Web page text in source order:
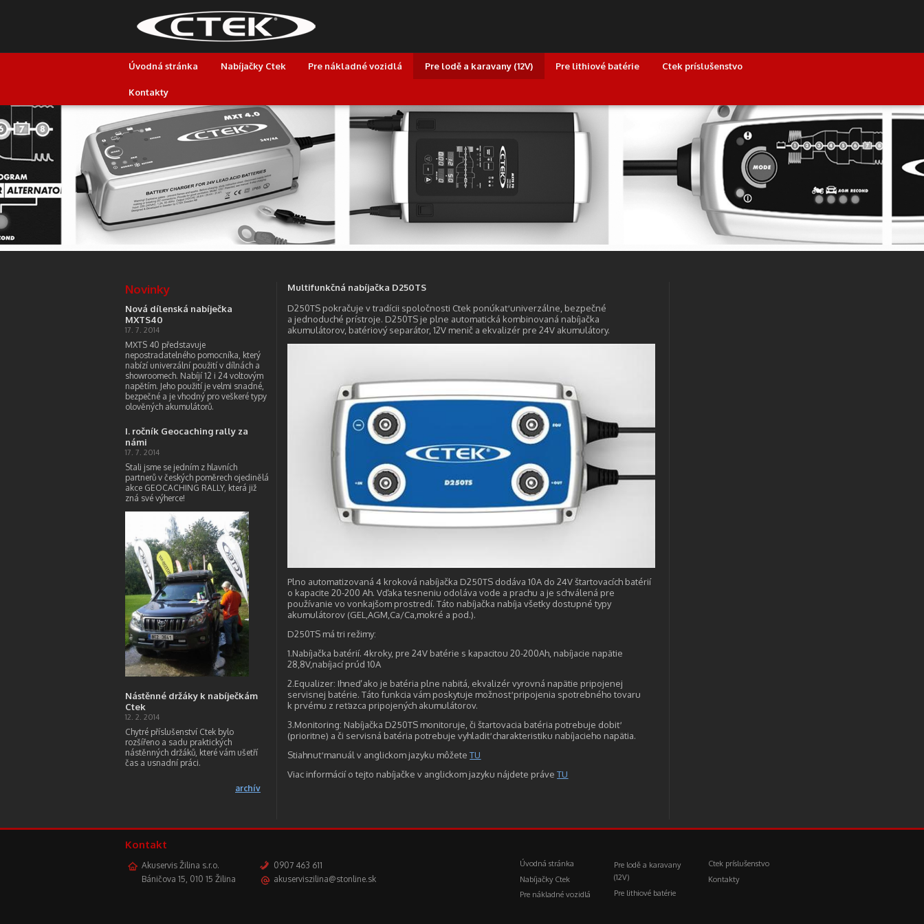
Úvodná stránka Nabíjačky Ctek Pre nákladné vozidlá Pre lodě a karavany (12V) Pre lithiové batérie Ctek príslušenstvo
Kontakty
Multifunkčná nabíjačka D250TS
D250TS pokračuje v tradícii spoločnosti Ctek ponúkať univerzálne, bezpečné
a jednoduché prístroje. D250TS je plne automatická kombinovaná nabíjačka
akumulátorov, batériový separátor, 12V menič a ekvalizér pre 24V akumulátory.
Plno automatizovaná 4 kroková nabíjačka D250TS dodáva 10A do 24V štartovacích batérií
o kapacite 20-200 Ah. Vďaka tesneniu odoláva vode a prachu a je schválená pre
používanie vo vonkajšom prostredí. Táto nabíjačka nabíja všetky dostupné typy
akumulátorov (GEL,AGM,Ca/Ca,mokré a pod.).
D250TS má tri režimy:
1.Nabíjačka batérií. 4kroky, pre 24V batérie s kapacitou 20-200Ah, nabíjacie napätie
28,8V,nabíjací prúd 10A
2.Equalizer: Ihneď ako je batéria plne nabitá, ekvalizér vyrovná napätie pripojenej
servisnej batérie. Táto funkcia vám poskytuje možnosť pripojenia spotrebného tovaru
k prvému z reťazca pripojených akumulátorov.
3.Monitoring: Nabíjačka D250TS monitoruje, či štartovacia batéria potrebuje dobiť
(prioritne) a či servisná batéria potrebuje vyhladiť charakteristiku nabíjacieho napätia.
Stiahnuť manuál v anglickom jazyku môžeteTU
Viac informácií o tejto nabíjačke v anglickom jazyku nájdete práveTU
Novinky
Nová dílenská nabíječka
MXTS40
17. 7. 2014
MXTS 40 představuje
nepostradatelného pomocníka, který
nabízí univerzální použití v dílnách a
showroomech. Nabíjí 12 i 24 voltovým
napětím. Jeho použití je velmi snadné,
bezpečné a je vhodný pro veškeré typy
olověných akumulátorů.
I. ročník Geocaching rally za
námi
17. 7. 2014
Stali jsme se jedním z hlavních
partnerů v českých poměrech ojedinělá
akce GEOCACHING RALLY, která již
zná své výherce!
Nástěnné držáky k nabíječkám
Ctek
12. 2. 2014
Chytré příslušenství Ctek bylo
rozšířeno a sadu praktických
nástěnných držáků, které vám ušetří
čas a usnadní práci.
archív
Kontakt
Akuservis Žilina s.r.o.
Báničova 15, 010 15 Žilina
0907 463 611
akuserviszilina@stonline.sk
Úvodná stránka
Nabíjačky Ctek
Pre nákladné vozidlá
Pre lodě a karavany
(12V)
Pre lithiové batérie
Ctek príslušenstvo
Kontakty